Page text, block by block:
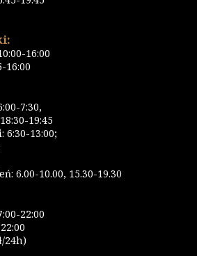
16:00
16:00
7:30,
19:45
13:00;
6.00-10.00, 15.30-19.30
22:00
24h)